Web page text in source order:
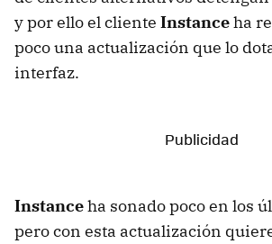
y por ello el cliente Instanceha
poco una actualización que lo
interfaz.
Instanceha sonado poco en los
pero con esta actualización